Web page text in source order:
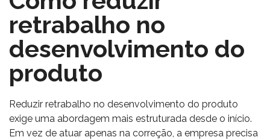
retrabalho no
desenvolvimento do
produto
Reduzir retrabalho no desenvolvimento do produto
exige uma abordagem mais estruturada desde o início.
Em vez de atuar apenas na correção, a empresa precisa